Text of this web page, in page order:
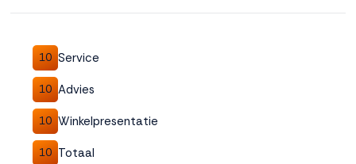
10 Service
10 Advies
10 Winkelpresentatie
10 Totaal